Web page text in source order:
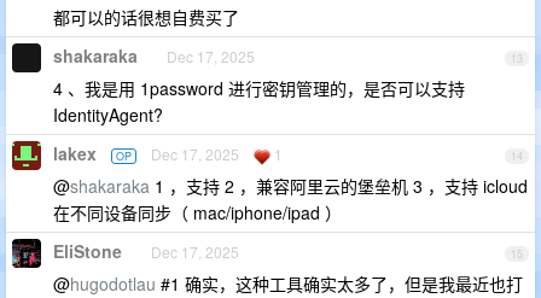
都可以的话很想自费买了
13
shakaraka Dec 17, 2025
4 、我是用 1password 进行密钥管理的，是否可以支持
IdentityAgent?
14
lakex OP Dec 17, 2025 1
@shakaraka 1 ，支持 2 ，兼容阿里云的堡垒机 3 ，支持 icloud
在不同设备同步（ mac/iphone/ipad ）
15
EliStone Dec 17, 2025
@hugodotlau #1 确实，这种工具确实太多了，但是我最近也打